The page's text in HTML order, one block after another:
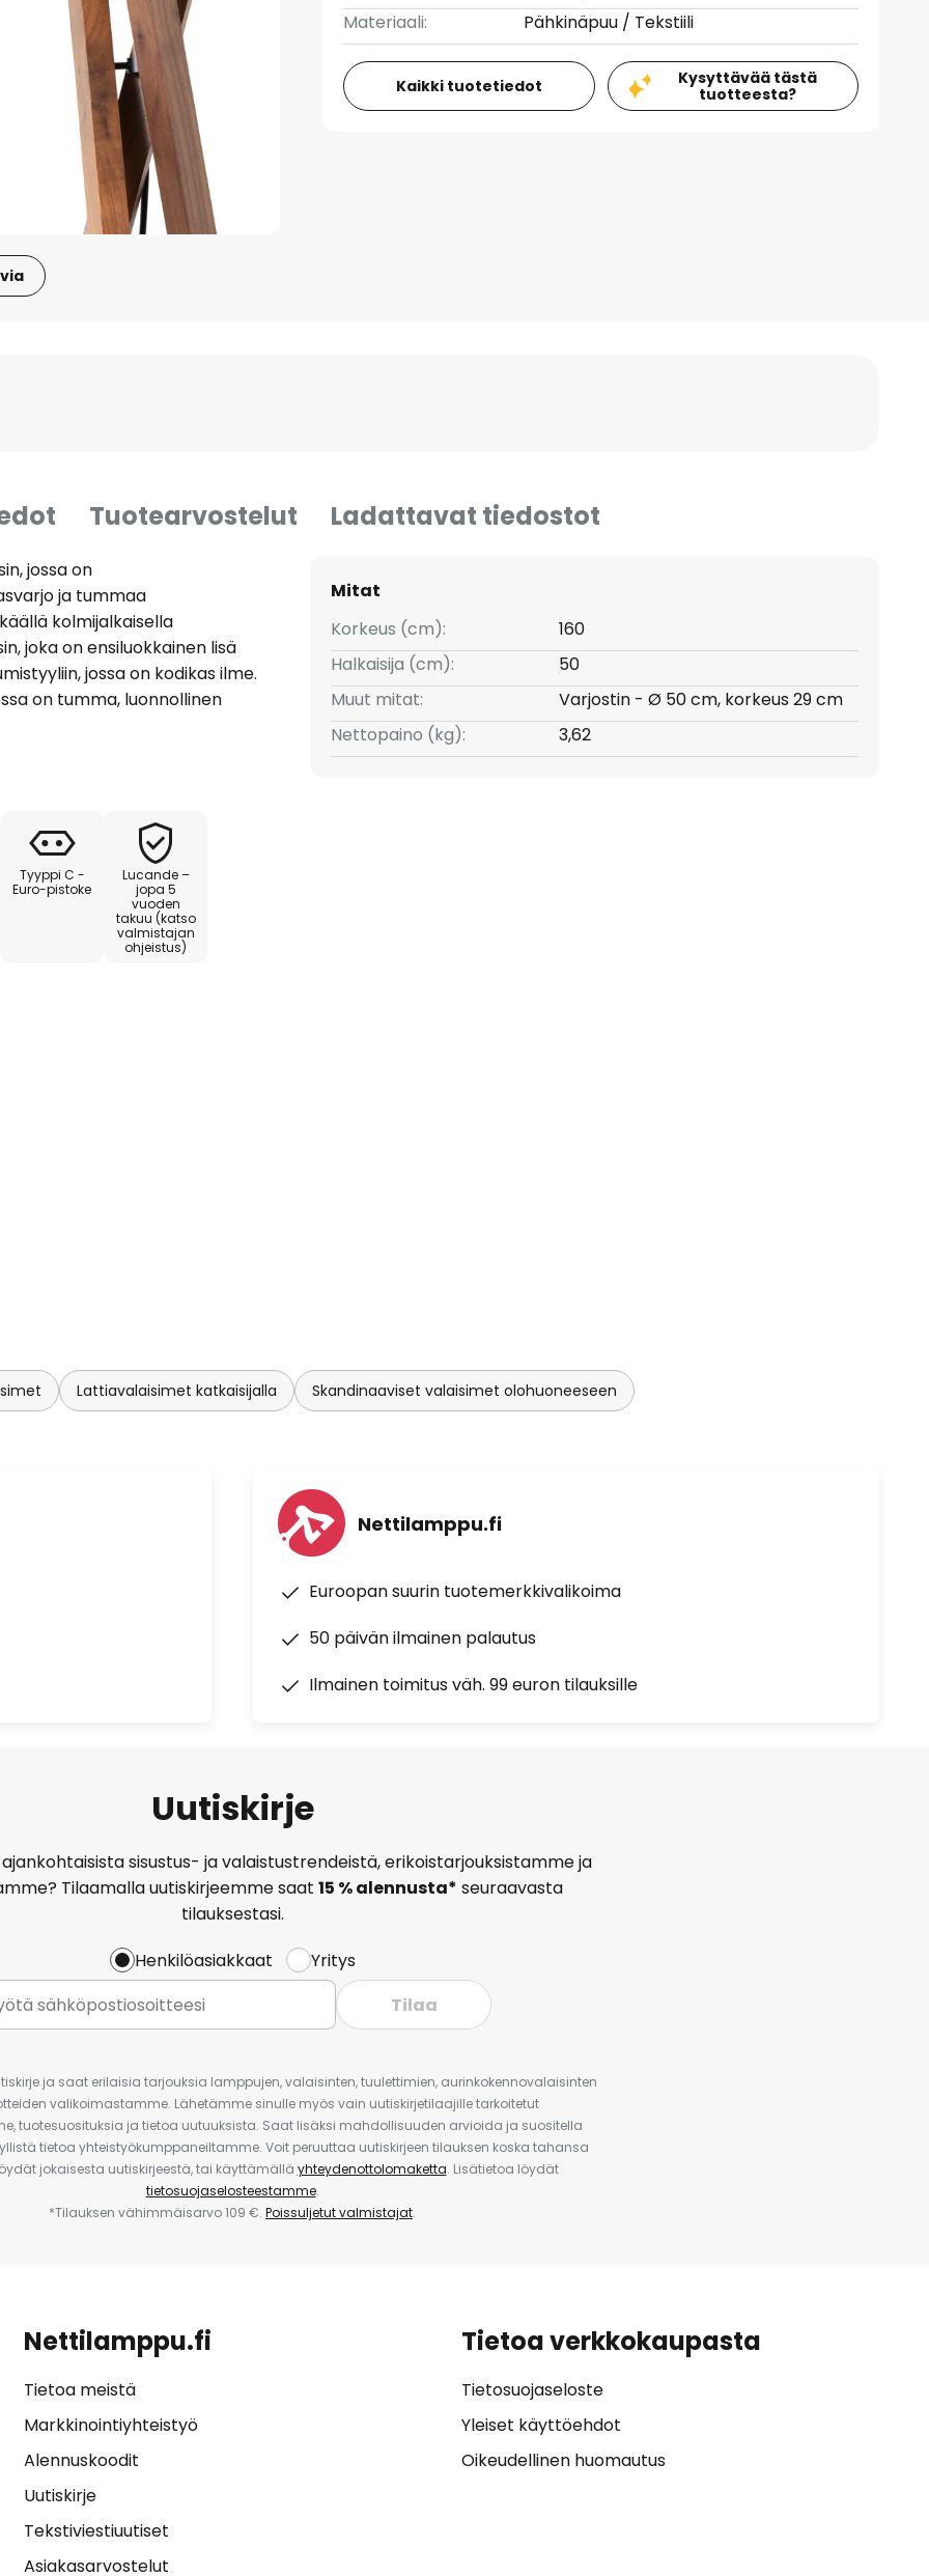
Materiaali:
Pähkinäpuu / Tekstiili
Kaikki tuotetiedot
Kysyttävää tästä
tuotteesta?
Tuotearvostelut Ladattavat tiedostot
jossa on
ja tummaa
kolmijalkaisella
joka on ensiluokkainen lisä
jossa on kodikas ilme.
on tumma, luonnollinen
hoidetuista metsistä,
hillityn valon, joka tarjoaa
jolloin voit nojata
viihtyisässä
Tyyppi C -
Euro-pistoke
Lucande –
jopa 5
vuoden
takuu (katso
valmistajan
ohjeistus)
Mitat
Korkeus (cm):
160
Halkaisija (cm):
50
Muut mitat:
Varjostin - Ø 50 cm, korkeus 29 cm
Nettopaino (kg):
3,62
Lattiavalaisimet katkaisijalla Skandinaaviset valaisimet olohuoneeseen
Nettilamppu.fi
Euroopan suurin tuotemerkkivalikoima
50 päivän ilmainen palautus
Ilmainen toimitus väh. 99 euron tilauksille
Uutiskirje
sisustus- ja valaistustrendeistä, erikoistarjouksistamme ja
Tilaamalla uutiskirjeemme saat 15 % alennusta* seuraavasta
tilauksestasi.
Henkilöasiakkaat
Yritys
Tilaa
ja saat erilaisia tarjouksia lamppujen, valaisinten, tuulettimien, aurinkokennovalaisinten
valikoimastamme. Lähetämme sinulle myös vain uutiskirjetilaajille tarkoitetut
tuotesuosituksia ja tietoa uutuuksista. Saat lisäksi mahdollisuuden arvioida ja suositella
tietoa yhteistyökumppaneiltamme. Voit peruuttaa uutiskirjeen tilauksen koska tahansa
jokaisesta uutiskirjeestä, tai käyttämällä yhteydenottolomaketta. Lisätietoa löydät
tietosuojaselosteestamme.
*Tilauksen vähimmäisarvo 109 €. Poissuljetut valmistajat.
Nettilamppu.fi
Tietoa meistä
Markkinointiyhteistyö
Alennuskoodit
Uutiskirje
Tekstiviestiuutiset
Asiakasarvostelut
Tietoa verkkokaupasta
Tietosuojaseloste
Yleiset käyttöehdot
Oikeudellinen huomautus